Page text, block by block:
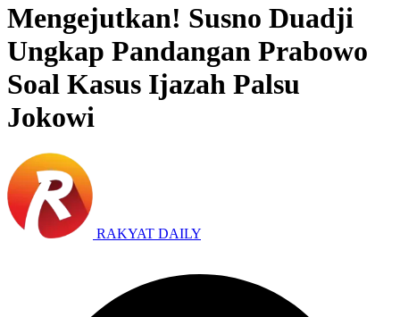
Mengejutkan! Susno Duadji
Ungkap Pandangan Prabowo
Soal Kasus Ijazah Palsu
Jokowi
RAKYAT DAILY